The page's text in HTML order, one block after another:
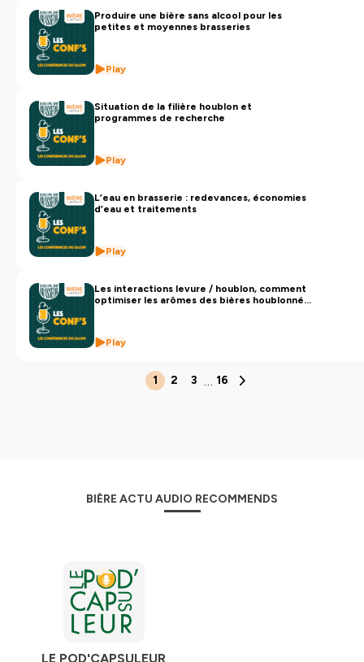
Produire une bière sans alcool pour les
petites et moyennes brasseries
Play
Situation de la filière houblon et
programmes de recherche
Play
L’eau en brasserie : redevances, économies
d’eau et traitements
Play
Les interactions levure / houblon, comment
optimiser les arômes des bières houblonnées
Play
1 2 3 16
BIÈRE ACTU AUDIO RECOMMENDS
LE POD'CAPSULEUR